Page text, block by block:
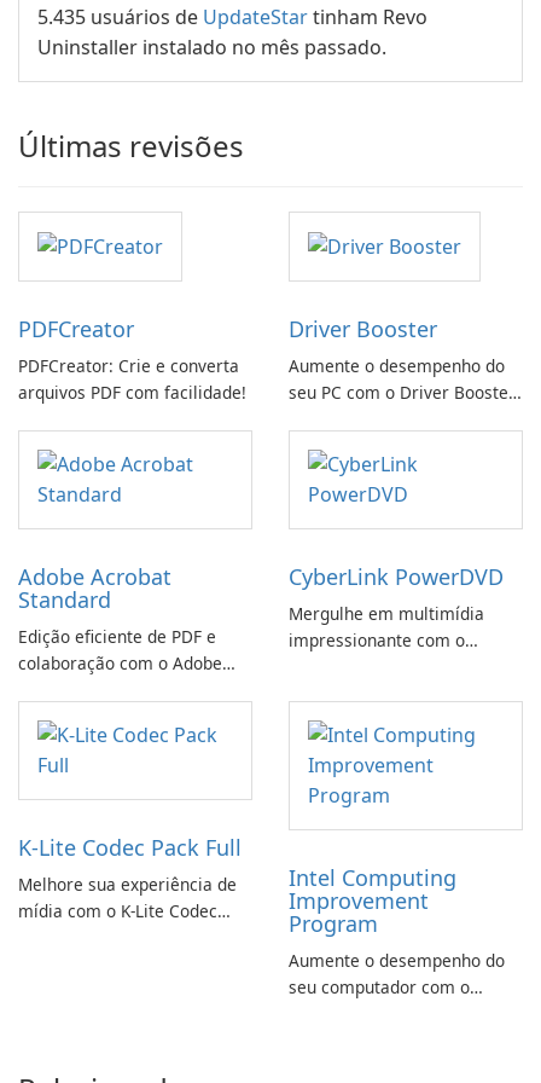
5.435 usuários de UpdateStartinham Revo
Uninstaller instalado no mês passado.
Últimas revisões
PDFCreator
PDFCreator: Crie e converta
arquivos PDF com facilidade!
Driver Booster
Aumente o desempenho do
seu PC com o Driver Booster
Adobe Acrobat
Standard
Edição eficiente de PDF e
colaboração com o Adobe
CyberLink PowerDVD
Mergulhe em multimídia
impressionante com o
K-Lite Codec Pack Full
Melhore sua experiência de
mídia com o K-Lite Codec
Intel Computing
Improvement
Program
Aumente o desempenho do
seu computador com o